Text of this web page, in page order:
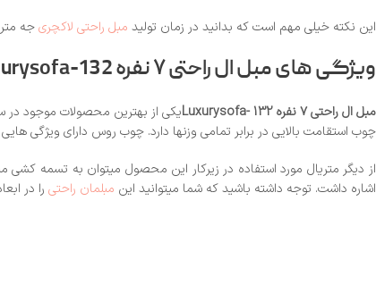
این نکته خیلی مهم است که بدانید در زمان تولید مبل راحتی لاکچریجه
ویژگی هایمبل ال راحتی ۷ نفره Luxurysofa-132
مبل ال راحتی ۷ نفره Luxurysofa- 132
یکی از بهترین محصولات موجود
چوب استقامت بالایی در برابر تمامی وزنها دارد. چوب روس دارای ویژگی
اشاره داشت. توجه داشته باشید که شما میتوانید این مبلمان راحتی را در ابعاد